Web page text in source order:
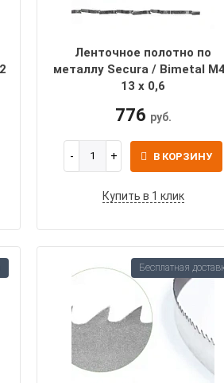
Ленточное полотно по
металлу Secura / Bimetal
13 х 0,6
776 руб.
В КОРЗИНУ
Купить в 1 клик
Бесплатная